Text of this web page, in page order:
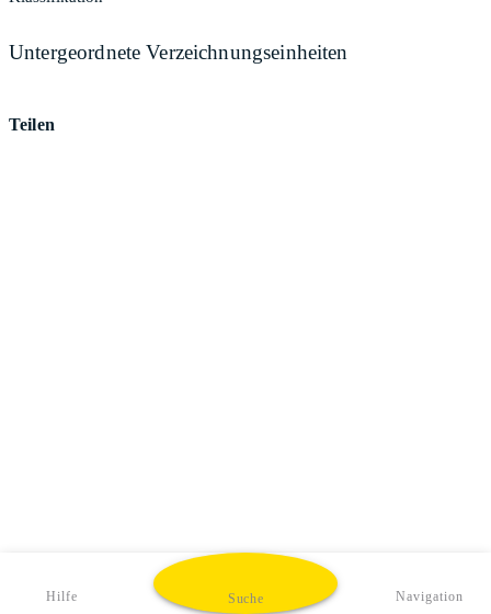
Untergeordnete Verzeichnungseinheiten
Teilen
Hilfe Suche Navigation